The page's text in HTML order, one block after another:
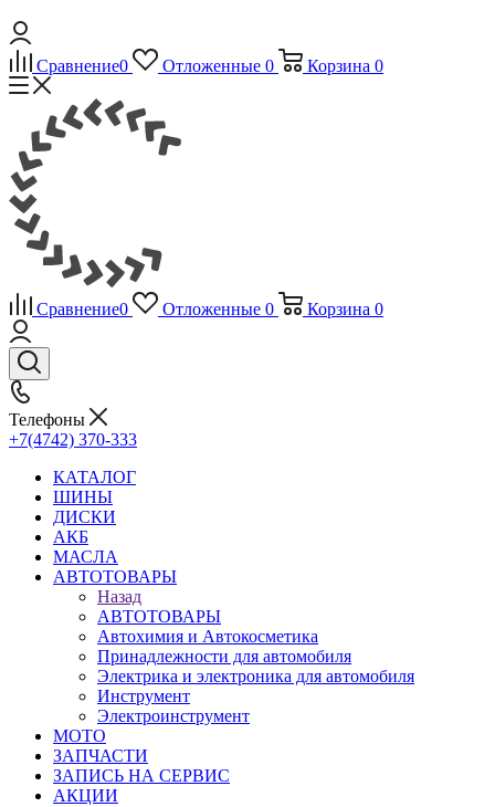
Сравнение0 Отложенные 0 Корзина 0
Сравнение0 Отложенные 0 Корзина 0
Телефоны
+7(4742) 370-333
КАТАЛОГ
ШИНЫ
ДИСКИ
АКБ
МАСЛА
АВТОТОВАРЫ
Назад
АВТОТОВАРЫ
Автохимия и Автокосметика
Принадлежности для автомобиля
Электрика и электроника для автомобиля
Инструмент
Электроинструмент
МОТО
ЗАПЧАСТИ
ЗАПИСЬ НА СЕРВИС
АКЦИИ